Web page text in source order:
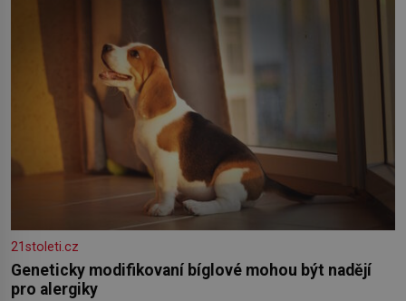
21stoleti.cz
Geneticky modifikovaní bíglové mohou být nadějí
pro alergiky